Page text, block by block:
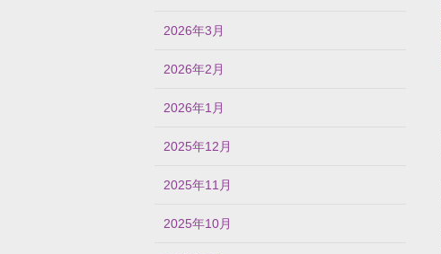
2026年3月
2026年2月
2026年1月
2025年12月
2025年11月
2025年10月